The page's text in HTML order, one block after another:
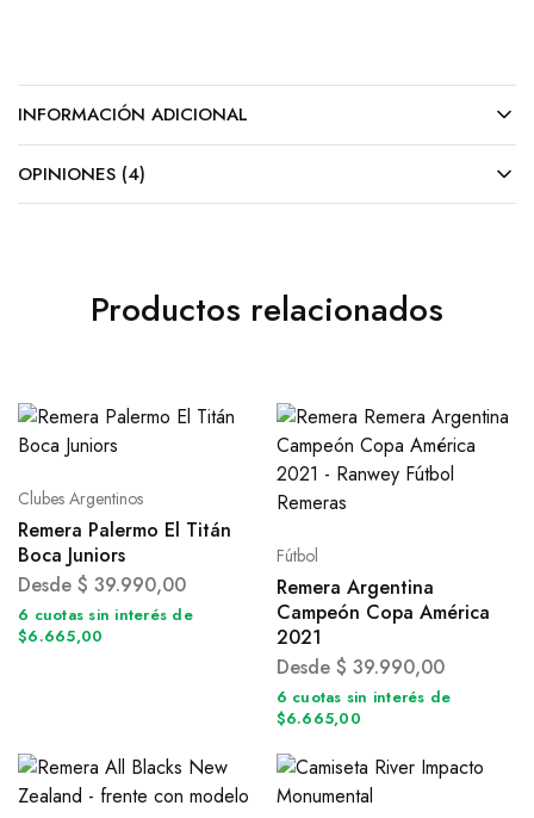
INFORMACIÓN ADICIONAL
OPINIONES (4)
Productos relacionados
Clubes Argentinos
Remera Palermo El Titán
Boca Juniors
Desde $ 39.990,00
6 cuotas sin interés de
$6.665,00
Fútbol
Remera Argentina
Campeón Copa América
2021
Desde $ 39.990,00
6 cuotas sin interés de
$6.665,00